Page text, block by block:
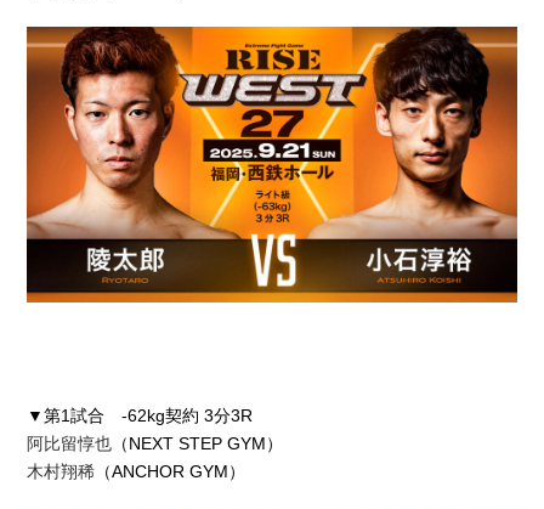
▼第1試合 -62kg契約 3分3R
阿比留惇也 （NEXT STEP GYM）
木村翔稀 （ANCHOR GYM）